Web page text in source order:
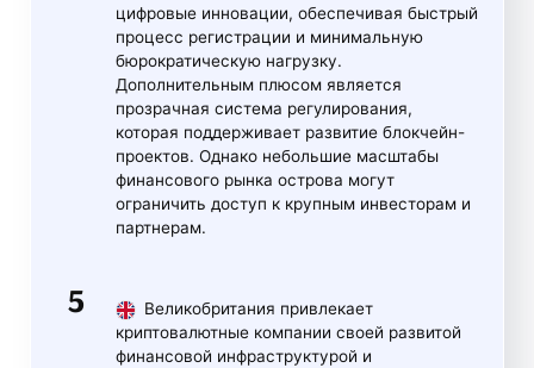
цифровые инновации, обеспечивая быстрый
процесс регистрации и минимальную
бюрократическую нагрузку.
Дополнительным плюсом является
прозрачная система регулирования,
которая поддерживает развитие блокчейн-
проектов. Однако небольшие масштабы
финансового рынка острова могут
ограничить доступ к крупным инвесторам и
партнерам.
Великобритания привлекает
криптовалютные компании своей развитой
финансовой инфраструктурой и